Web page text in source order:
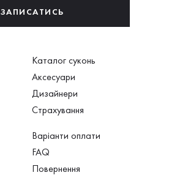
ЗАПИСАТИСЬ
Каталог суконь
Аксесуари
Дизайнери
Страхування
Варіанти оплати
FAQ
Повернення